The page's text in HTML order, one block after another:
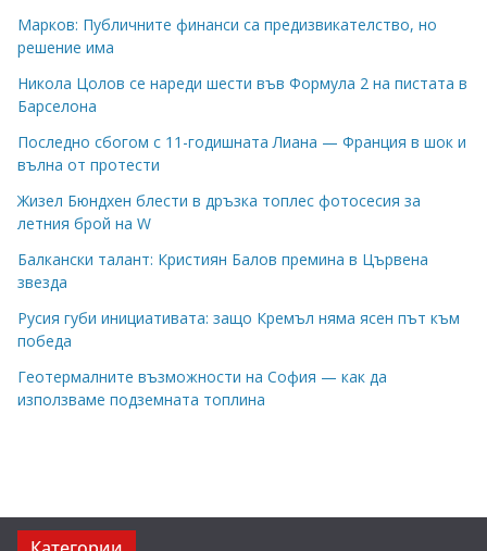
Марков: Публичните финанси са предизвикателство, но
решение има
Никола Цолов се нареди шести във Формула 2 на пистата в
Барселона
Последно сбогом с 11-годишната Лиана — Франция в шок и
вълна от протести
Жизел Бюндхен блести в дръзка топлес фотосесия за
летния брой на W
Балкански талант: Кристиян Балов премина в Цървена
звезда
Русия губи инициативата: защо Кремъл няма ясен път към
победа
Геотермалните възможности на София — как да
използваме подземната топлина